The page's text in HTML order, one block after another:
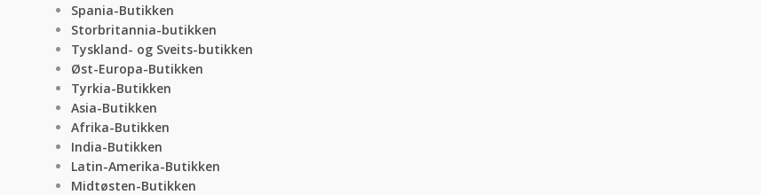
Spania-Butikken
Storbritannia-butikken
Tyskland- og Sveits-butikken
Øst-Europa-Butikken
Tyrkia-Butikken
Asia-Butikken
Afrika-Butikken
India-Butikken
Latin-Amerika-Butikken
Midtøsten-Butikken